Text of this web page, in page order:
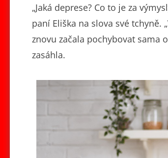
„Jaká deprese? Co to je za
paní Eliška na slova své tchyně.
znovu začala pochybovat sama
zasáhla.